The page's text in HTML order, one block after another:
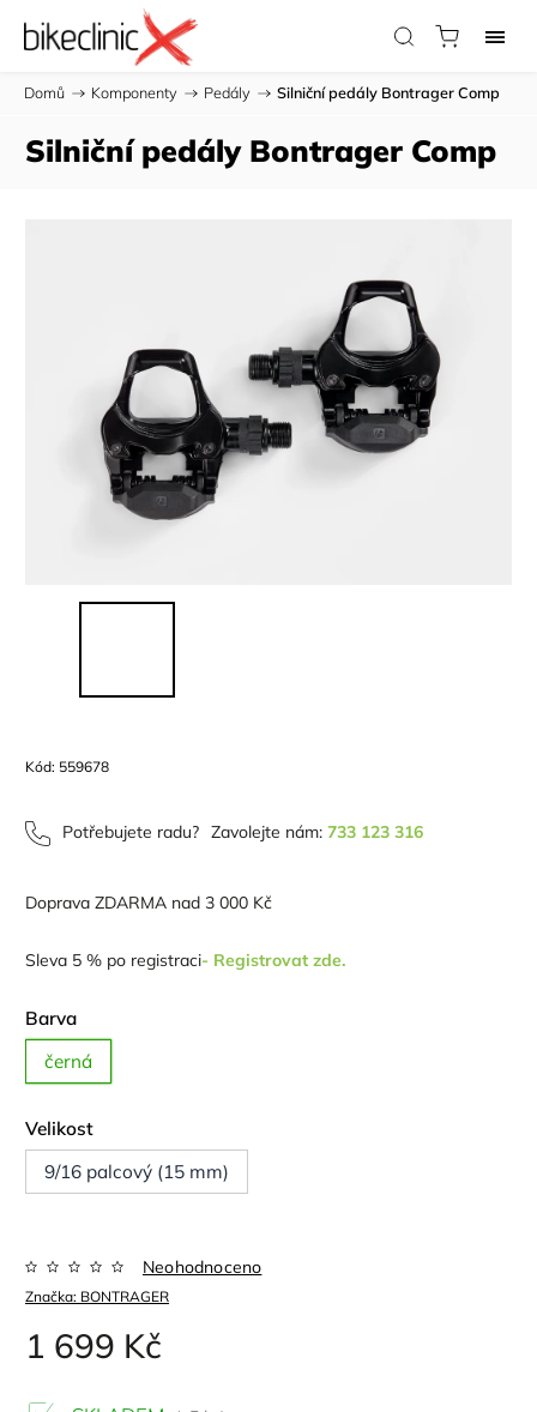
Domů / Komponenty / Pedály / Silniční pedály Bontrager Comp
Silniční pedály Bontrager Comp
Kód: 559678
Potřebujete radu? Zavolejte nám: 733 123 316
Doprava ZDARMA nad 3 000 Kč
Sleva 5 % po registraci- Registrovat zde.
Barva
černá
Velikost
9/16 palcový (15 mm)
Značka: BONTRAGER
Neohodnoceno
1 699 Kč